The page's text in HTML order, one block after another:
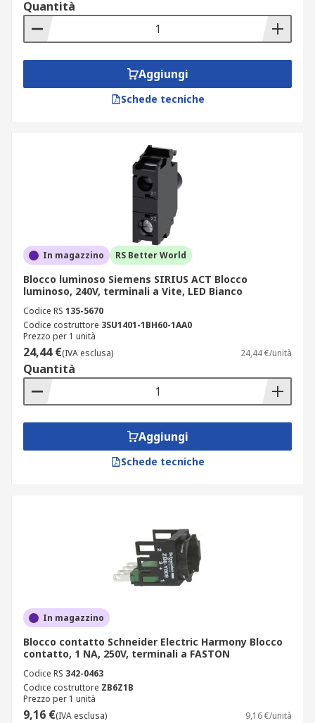
Quantità
Aggiungi
Schede tecniche
In magazzino RS Better World
Blocco luminoso Siemens SIRIUS ACT Blocco
luminoso, 240V, terminali a Vite, LED Bianco
Codice RS 135-5670
Codice costruttore 3SU1401-1BH60-1AA0
Prezzo per 1 unità
24,44 €(IVA esclusa) 24,44 €/unità
Quantità
Aggiungi
Schede tecniche
In magazzino
Blocco contatto Schneider Electric Harmony Blocco
contatto, 1 NA, 250V, terminali a FASTON
Codice RS 342-0463
Codice costruttore ZB6Z1B
Prezzo per 1 unità
9,16 €(IVA esclusa) 9,16 €/unità